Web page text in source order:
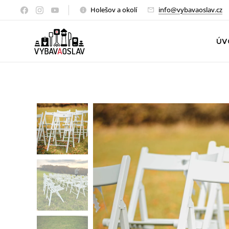
Holešov a okolí info@vybavaoslav.cz